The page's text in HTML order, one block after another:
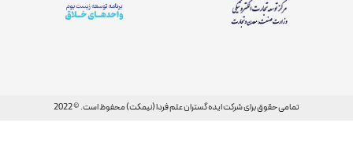
تمامی حقوق برای شرکت ایده گستران علم فردا (نیمکت) محفوظ است. © 2022